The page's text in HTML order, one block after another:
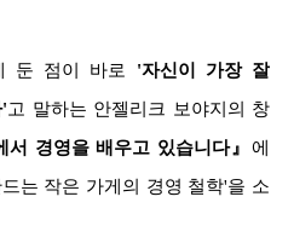
둔 점이 바로 '자신이 가장 잘
'고 말하는 안젤리크 보야지의 창
서 경영을 배우고 있습니다』에
는 작은 가게의 경영 철학'을 소